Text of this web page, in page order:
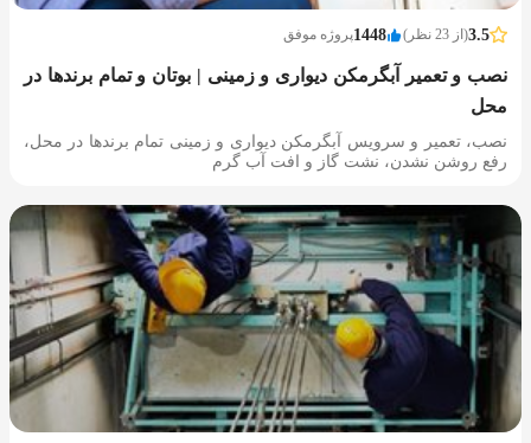
3.5(از 23 نظر) 1448پروژه موفق
نصب و تعمیر آبگرمکن دیواری و زمینی | بوتان و تمام برندها در
محل
نصب، تعمیر و سرویس آبگرمکن دیواری و زمینی تمام برندها در محل،
رفع روشن نشدن، نشت گاز و افت آب گرم